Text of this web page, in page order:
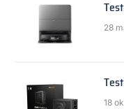
28
18